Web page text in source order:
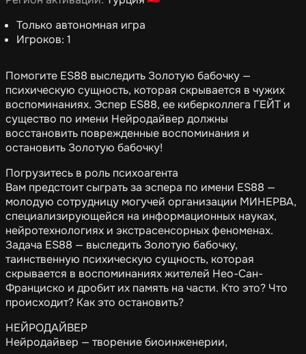
Только автономная игра
Игроков: 1
Помогите ES88 выследить Золотую бабочку —
психическую сущность, которая скрывается в чужих
воспоминаниях. Эспер ES88, ее киберколлега ГЕЙТ и
существо по имени Нейродайвер должны
восстановить поврежденные воспоминания и
остановить Золотую бабочку!
Погрузитесь в роль психоагента
Вам предстоит сыграть за эспера по имени ES88 —
молодую сотрудницу могучей организации МИНЕРВА,
специализирующейся на информационных науках,
нейротехнологиях и экстрасенсорных феноменах.
Задача ES88 — выследить Золотую бабочку,
таинственную психическую сущность, которая
скрывается в воспоминаниях жителей Нео-Сан-
Франциско и дробит их память на части. Кто это? Что
происходит? Как это остановить?
НЕЙРОДАЙВЕР
Нейродайвер — творение биоинженерии,